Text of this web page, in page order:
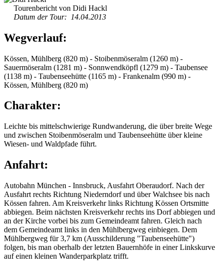
Tourenbericht von Didi Hackl
Datum der Tour: 14.04.2013
Wegverlauf:
Kössen, Mühlberg (820 m) - Stoibenmöseralm (1260 m) -
Sauermöseralm (1281 m) - Sonnwendköpfl (1279 m) - Taubensee
(1138 m) - Taubenseehütte (1165 m) - Frankenalm (990 m) -
Kössen, Mühlberg (820 m)
Charakter:
Leichte bis mittelschwierige Rundwanderung, die über breite Wege
und zwischen Stoibenmöseralm und Taubenseehütte über kleine
Wiesen- und Waldpfade führt.
Anfahrt:
Autobahn München - Innsbruck, Ausfahrt Oberaudorf. Nach der
Ausfahrt rechts Richtung Niederndorf und über Walchsee bis nach
Kössen fahren. Am Kreisverkehr links Richtung Kössen Ortsmitte
abbiegen. Beim nächsten Kreisverkehr rechts ins Dorf abbiegen und
an der Kirche vorbei bis zum Gemeindeamt fahren. Gleich nach
dem Gemeindeamt links in den Mühlbergweg einbiegen. Dem
Mühlbergweg für 3,7 km (Ausschilderung "Taubenseehütte")
folgen, bis man oberhalb der letzten Bauernhöfe in einer Linkskurve
auf einen kleinen Wanderparkplatz trifft.